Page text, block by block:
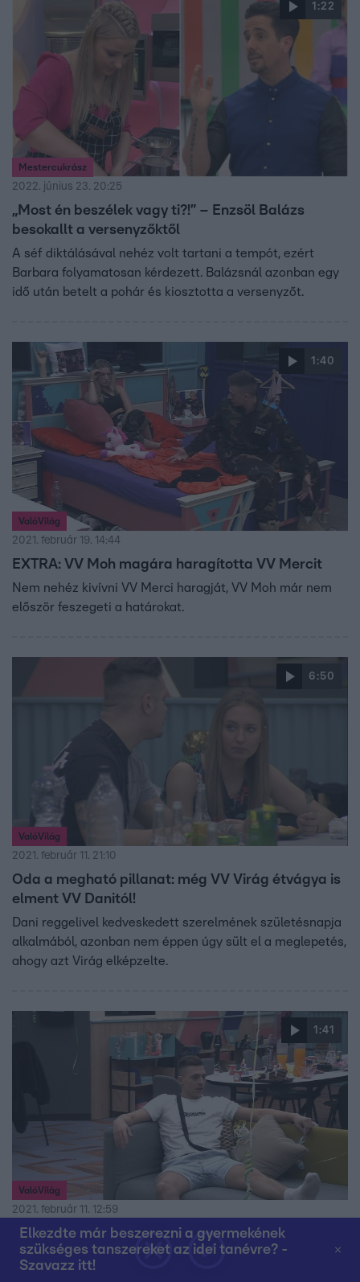
Elkezdte már beszerezni a gyermekének
szükséges tanszereket az idei tanévre? -
Szavazz itt!
1:22
Mestercukrász
2022. június 23. 20:25
„Most én beszélek vagy ti?!” – Enzsöl Balázs
besokallt a versenyzőktől
A séf diktálásával nehéz volt tartani a tempót, ezért
Barbara folyamatosan kérdezett. Balázsnál azonban egy
idő után betelt a pohár és kiosztotta a versenyzőt.
1:40
ValóVilág
2021. február 19. 14:44
EXTRA: VV Moh magára haragította VV Mercit
Nem nehéz kivívni VV Merci haragját, VV Moh már nem
először feszegeti a határokat.
6:50
ValóVilág
2021. február 11. 21:10
Oda a megható pillanat: még VV Virág étvágya is
elment VV Danitól!
Dani reggelivel kedveskedett szerelmének születésnapja
alkalmából, azonban nem éppen úgy sült el a meglepetés,
ahogy azt Virág elképzelte.
1:41
ValóVilág
2021. február 11. 12:59
EXTRA: Mi történt? VV Moh egyedül maradt!
Otthagyta VV Merci